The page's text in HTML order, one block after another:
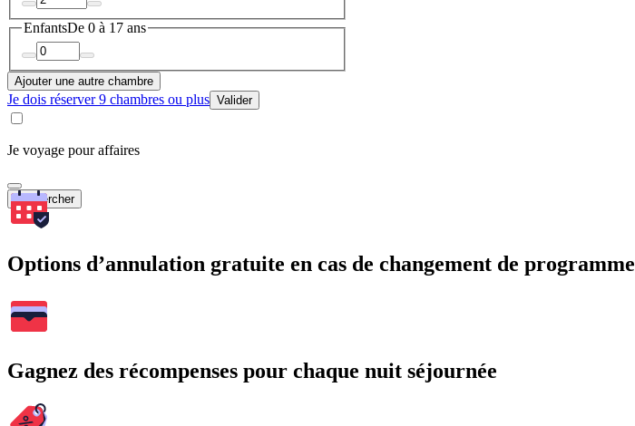
EnfantsDe 0 à 17 ans
Ajouter une autre chambre
Je dois réserver 9 chambres ou plus Valider
Je voyage pour affaires
Rechercher
Options d’annulation gratuite en cas de changement de programme
Gagnez des récompenses pour chaque nuit séjournée